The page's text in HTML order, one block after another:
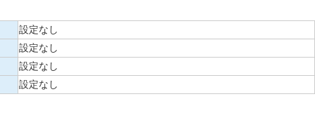
設定なし
設定なし
設定なし
設定なし